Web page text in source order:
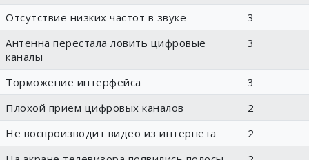
Отсутствие низких частот в звуке
3
Антенна перестала ловить цифровые
каналы
3
Торможение интерфейса
3
Плохой прием цифровых каналов
2
Не воспроизводит видео из интернета
2